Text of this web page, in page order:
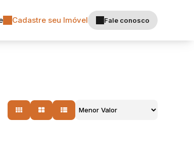
Fale conosco
Cadastre seu Imóvel